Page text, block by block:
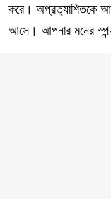
করে। অপ্রত্যাশিতকে
আসে। আপনার মনের